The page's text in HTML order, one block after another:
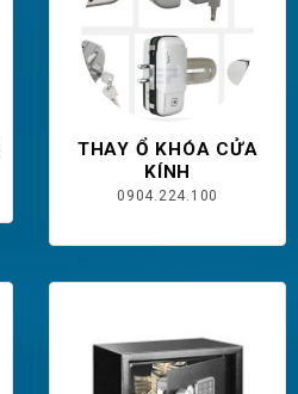
THAY Ổ KHÓA CỬA
KÍNH
0904.224.100